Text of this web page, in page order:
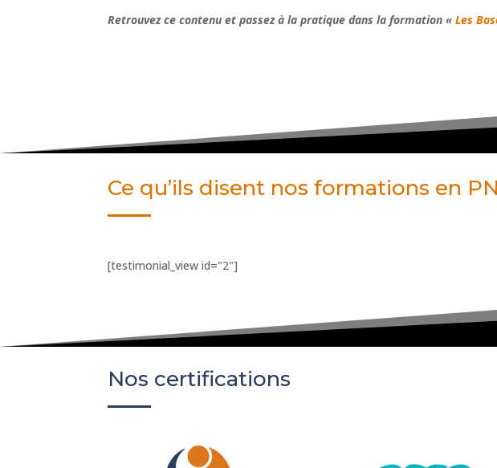
Retrouvez ce contenu et passez à la pratique dans la formation «Les
Ce qu’ils disent nos formations en
[testimonial_view id="2"]
Nos certifications